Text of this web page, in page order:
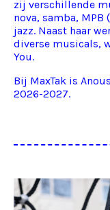
zij verschillende
nova, samba,
jazz. Naast haar
diverse musicals,
You.
Bij MaxTak is
2026-2027.